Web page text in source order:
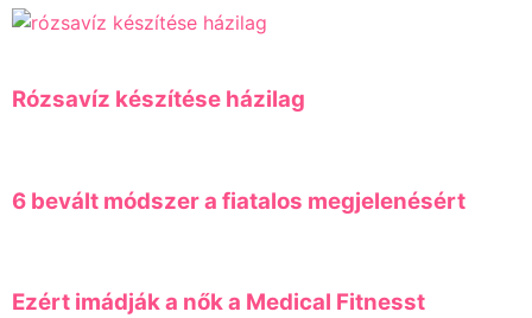
Rózsavíz készítése házilag
6 bevált módszer a fiatalos megjelenésért
Ezért imádják a nők a Medical Fitnesst